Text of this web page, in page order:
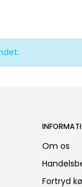
Om os
Fortryd